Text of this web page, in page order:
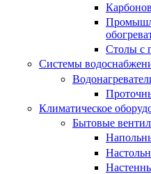
Столы с
Системы
Климатическое
Бытовые